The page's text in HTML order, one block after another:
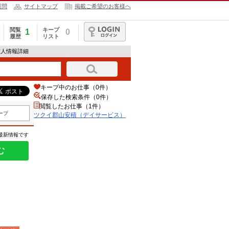
問 サイトマップ 掲載ご希望のお客様へ
閲覧
履歴
1
キープ
リスト
0
ログイン
情報詳細
プ
新情報です
キープ中のお仕事（0件）
保存した検索条件（0件）
閲覧したお仕事（1件）
ツクイ郡山安積（デイサービス）